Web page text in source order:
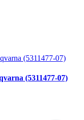
(5311477-07)